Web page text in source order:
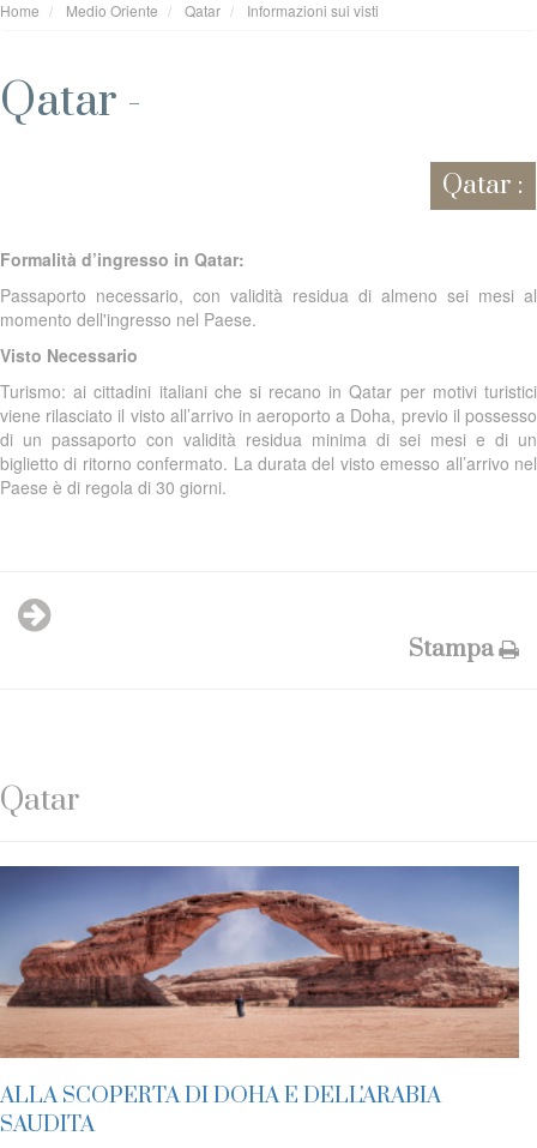
Home Medio Oriente Qatar Informazioni sui visti
Qatar -
Qatar :
Formalità d’ingresso in Qatar:
Passaporto necessario, con validità residua di almeno sei mesi al
momento dell'ingresso nel Paese.
Visto Necessario
Turismo: ai cittadini italiani che si recano in Qatar per motivi turistici
viene rilasciato il visto all’arrivo in aeroporto a Doha, previo il possesso
di un passaporto con validità residua minima di sei mesi e di un
biglietto di ritorno confermato. La durata del visto emesso all’arrivo nel
Paese è di regola di 30 giorni.
Stampa
Qatar
ALLA SCOPERTA DI DOHA E DELL'ARABIA
SAUDITA